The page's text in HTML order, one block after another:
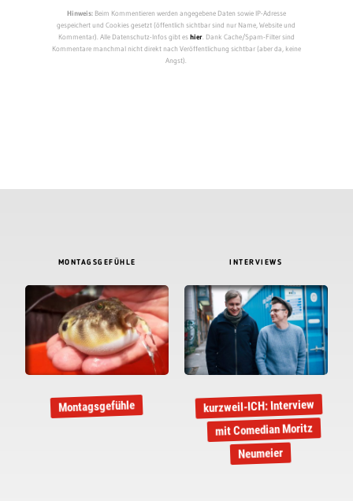
Hinweis:Beim Kommentieren werden angegebene Daten sowie IP-Adresse
gespeichert und Cookies gesetzt (öffentlich sichtbar sind nur Name, Website und
Kommentar). Alle Datenschutz-Infos gibt eshier. Dank Cache/Spam-Filter sind
Kommentare manchmal nicht direkt nach Veröffentlichung sichtbar (aber da, keine
Angst).
MONTAGSGEFÜHLE
Montagsgefühle
INTERVIEWS
kurzweil-ICH: Interview
mit Comedian Moritz
Neumeier